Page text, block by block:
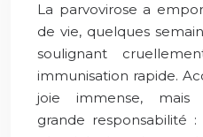
La parvovirose a
de vie, quelques
soulignant
immunisation rapide.
joie immense, mais
grande responsabilité